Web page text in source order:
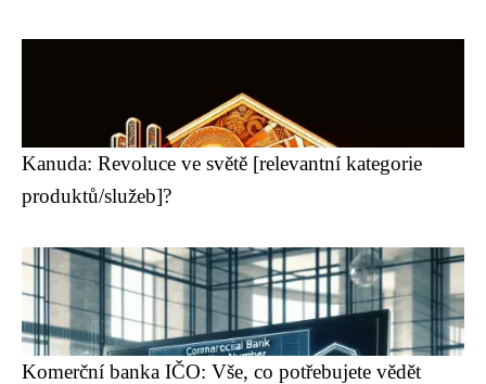
Kanuda: Revoluce ve světě [relevantní kategorie
produktů/služeb]?
Komerční banka IČO: Vše, co potřebujete vědět